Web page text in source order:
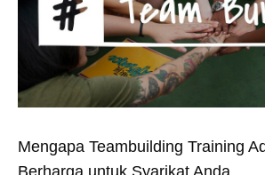
Mengapa Teambuilding Training
Berharga untuk Syarikat Anda